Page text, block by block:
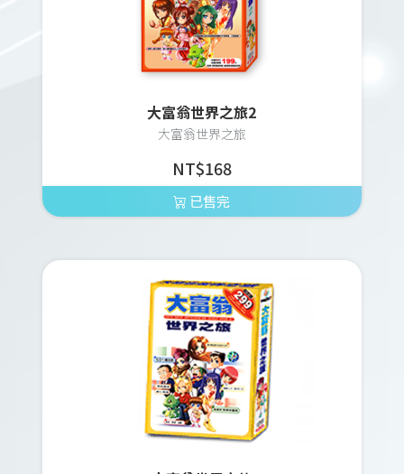
大富翁世界之旅2
大富翁世界之旅
NT$168
已售完